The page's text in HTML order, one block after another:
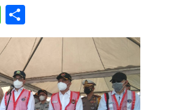
WhatsApp
Share